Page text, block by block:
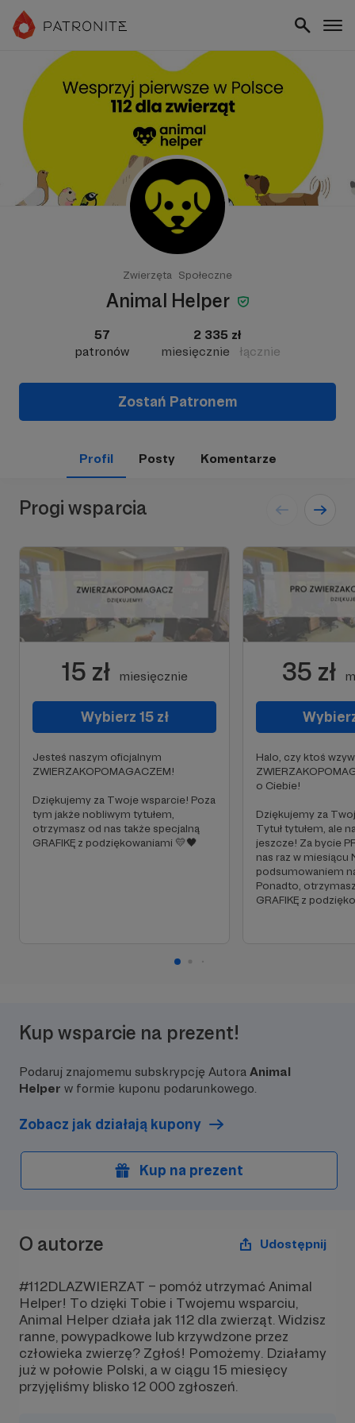
Zwierzęta Społeczne
Animal Helper
57
patronów
2 335 zł
miesięcznie
łącznie
Zostań Patronem
Profil Posty Komentarze
Progi wsparcia
15 zł miesięcznie
Wybierz 15 zł
Jesteś naszym oficjalnym
ZWIERZAKOPOMAGACZEM!
Dziękujemy za Twoje wsparcie! Poza
tym jakże nobliwym tytułem,
otrzymasz od nas także specjalną
GRAFIKĘ z podziękowaniami 💛🖤
35 zł
Halo, czy ktoś
o Ciebie!
Dziękujemy za
Tytuł tytułem, ale
jeszcze! Za bycie
nas raz w miesiącu
podsumowaniem
Ponadto,
GRAFIKĘ z
Kup wsparcie na prezent!
Podaruj znajomemu subskrypcję Autora Animal
Helper w formie kuponu podarunkowego.
Zobacz jak działają kupony
Kup na prezent
O autorze Udostępnij
#112DLAZWIERZAT – pomóż utrzymać Animal
Helper! To dzięki Tobie i Twojemu wsparciu,
Animal Helper działa jak 112 dla zwierząt. Widzisz
ranne, powypadkowe lub krzywdzone przez
człowieka zwierzę? Zgłoś! Pomożemy. Działamy
już w połowie Polski, a w ciągu 15 miesięcy
przyjęliśmy blisko 12 000 zgłoszeń.